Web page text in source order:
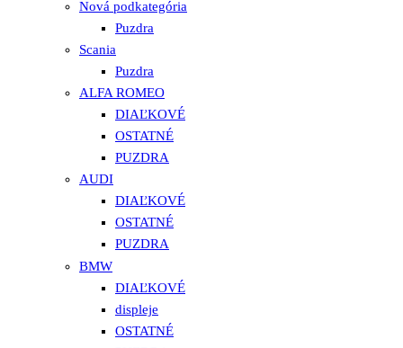
Nová podkategória
Puzdra
Scania
Puzdra
ALFA ROMEO
DIAĽKOVÉ
OSTATNÉ
PUZDRA
AUDI
DIAĽKOVÉ
OSTATNÉ
PUZDRA
BMW
DIAĽKOVÉ
displeje
OSTATNÉ